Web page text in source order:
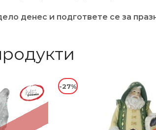
денес и подгответе се за
-27%